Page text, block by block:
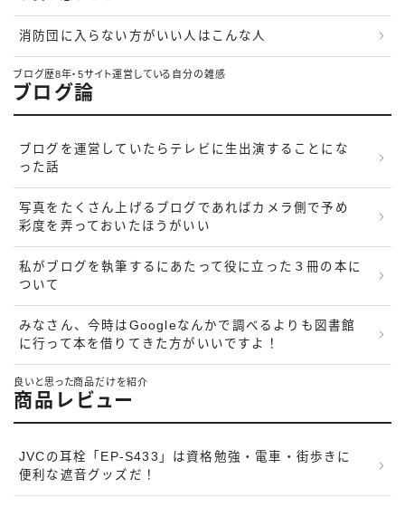
消防団に入らない方がいい人はこんな人
ブログ歴8年・5サイト運営している自分の雑感
ブログ論
ブログを運営していたらテレビに生出演することにな
った話
写真をたくさん上げるブログであればカメラ側で予め
彩度を弄っておいたほうがいい
私がブログを執筆するにあたって役に立った３冊の本に
ついて
みなさん、今時はGoogleなんかで調べるよりも図書館
に行って本を借りてきた方がいいですよ！
良いと思った商品だけを紹介
商品レビュー
JVCの耳栓「EP-S433」は資格勉強・電車・街歩きに
便利な遮音グッズだ！